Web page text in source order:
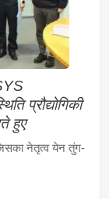
प्रौद्योगिकी
हुए
नेतृत्व येन तुंग-